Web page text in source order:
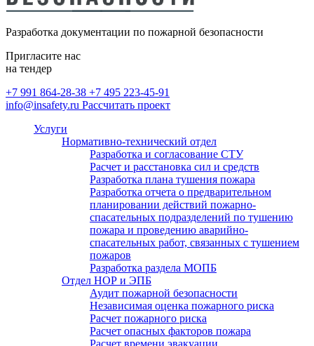
Разработка документации по пожарной безопасности
Пригласите нас
на тендер
+7 991 864-28-38 +7 495 223-45-91
info@insafety.ru Рассчитать проект
Услуги
Нормативно-технический отдел
Разработка и согласование СТУ
Расчет и расстановка сил и средств
Разработка плана тушения пожара
Разработка отчета о предварительном
планировании действий пожарно-
спасательных подразделений по тушению
пожара и проведению аварийно-
спасательных работ, связанных с тушением
пожаров
Разработка раздела МОПБ
Отдел НОР и ЭПБ
Аудит пожарной безопасности
Независимая оценка пожарного риска
Расчет пожарного риска
Расчет опасных факторов пожара
Расчет времени эвакуации
Разработка декларации пожарной
безопасности
Расчет категорий по пожарной и
определение классов зон по ПУЭ
Пожарный аутсорсинг
Монтаж внутреннего
противопожарного водопровода